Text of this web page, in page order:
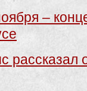
–
рассказал